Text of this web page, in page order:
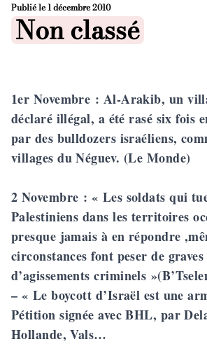
Publié le1 décembre 2010
Posted in
Non classé
1er Novembre : Al-Arakib, un
déclaré illégal, a été rasé six fois
par des bulldozers israéliens,
villages du Néguev. (Le Monde)
2 Novembre : « Les soldats qui
Palestiniens dans les territoires
presque jamais à en répondre
circonstances font peser de graves
d’agissements criminels
– « Le boycott d’Israël est une
Pétition signée avec BHL, par
Hollande, Vals…